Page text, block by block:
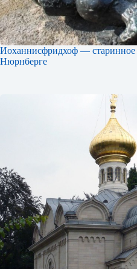
Иоханнисфридхоф — старинное
Нюрнберге